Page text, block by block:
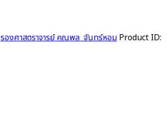
รองศาสตราจารย์ คณพล จันทร์หอม Product ID: